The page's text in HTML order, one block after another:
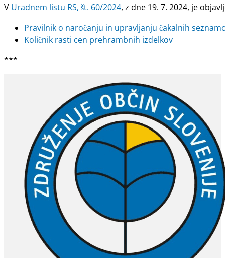
V Uradnem listu RS, št. 60/2024, z dne 19. 7. 2024, je
Pravilnik o naročanju in upravljanju čakalnih
Količnik rasti cen prehrambnih izdelkov
***